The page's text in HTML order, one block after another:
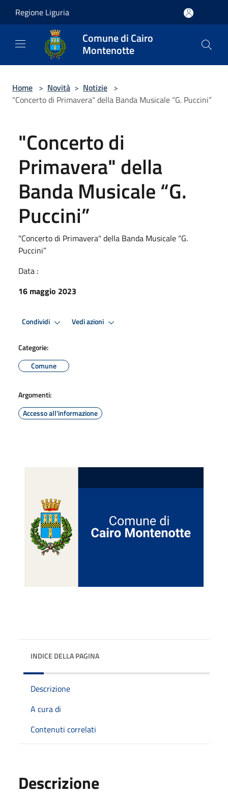
Regione Liguria
Comune di Cairo
Montenotte
Home > Novità > Notizie >
"Concerto di Primavera" della Banda Musicale “G. Puccini”
"Concerto di
Primavera" della
Banda Musicale “G.
Puccini”
"Concerto di Primavera" della Banda Musicale “G.
Puccini”
Data :
16 maggio 2023
Condividi Vedi azioni
Categorie:
Comune
Argomenti:
Accesso all'informazione
INDICE DELLA PAGINA
Descrizione
A cura di
Contenuti correlati
Descrizione